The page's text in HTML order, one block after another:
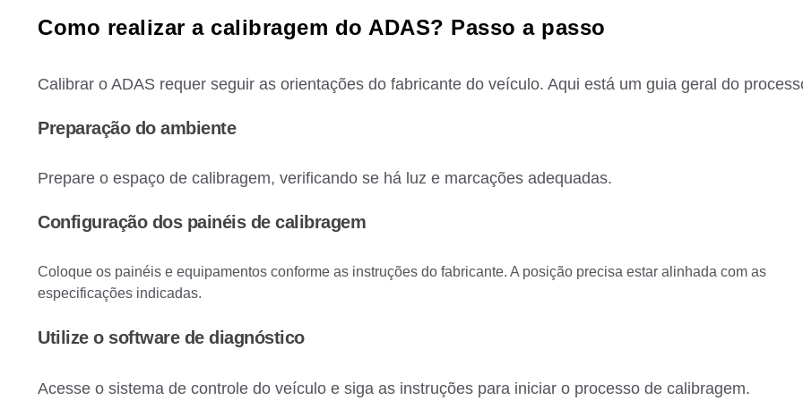
Como realizar a calibragem do ADAS? Passo a passo
Calibrar o ADAS requer seguir as orientações do fabricante do veículo. Aqui está um guia geral do
Preparação do ambiente
Prepare o espaço de calibragem, verificando se há luz e marcações adequadas.
Configuração dos painéis de calibragem
Coloque os painéis e equipamentos conforme as instruções do fabricante. A posição precisa estar alinhada com as
especificações indicadas.
Utilize o software de diagnóstico
Acesse o sistema de controle do veículo e siga as instruções para iniciar o processo de calibragem.